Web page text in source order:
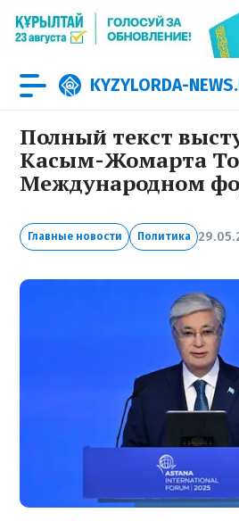
KYZYLORDA-
Полный текст
Касым-Жомарта
Международном
Главные новости Политика